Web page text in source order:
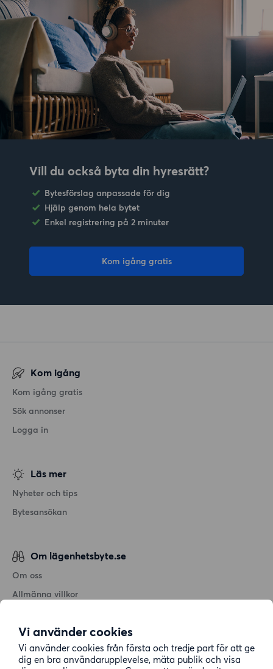
Vi använder cookies
Vi använder cookies från första och tredje part för att ge
dig en bra användarupplevelse, mäta publik och visa
Vill du också byta din hyresrätt?
Bytesförslag anpassade för dig
Hjälp genom hela bytet
Enkel registrering på 2 minuter
Kom igång gratis
Kom igång
Kom igång gratis
Sök annonser
Logga in
Läs mer
Nyheter och tips
Bytesansökan
Om lägenhetsbyte.se
Om oss
Allmänna villkor
Cookiepolicy
Sitemap